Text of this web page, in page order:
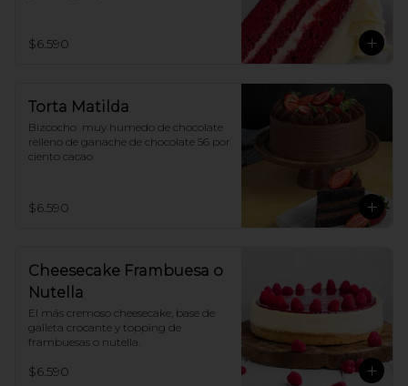
$6.590
Torta Matilda
Bizcocho  muy humedo de chocolate
relleno de ganache de chocolate 56 por
ciento cacao
$6.590
Cheesecake Frambuesa o
Nutella
El más cremoso cheesecake, base de
galleta crocante y topping de
frambuesas o nutella.
$6.590